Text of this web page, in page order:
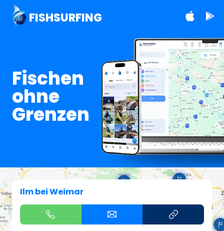
FISHSURFING
Fischen
ohne
Grenzen
Ilm bei Weimar